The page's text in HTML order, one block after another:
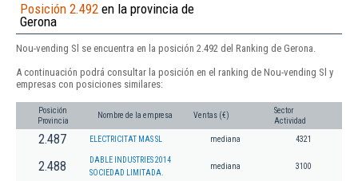
Posición 2.492 en la provincia de
Gerona
Nou-vending Sl se encuentra en la posición 2.492 del Ranking de Gerona.
A continuación podrá consultar la posición en el ranking de Nou-vending Sl y
empresas con posiciones similares:
Posición
Provincia
Nombre de la empresa Ventas (€)
Sector
Actividad
2.487 ELECTRICITAT MAS SL mediana 4321
2.488
DABLE INDUSTRIES 2014
SOCIEDAD LIMITADA.
mediana 3100